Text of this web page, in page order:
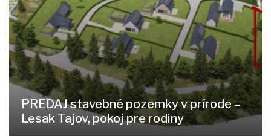
PREDAJ stavebné pozemky v prírode –
Lesak Tajov, pokoj pre rodiny